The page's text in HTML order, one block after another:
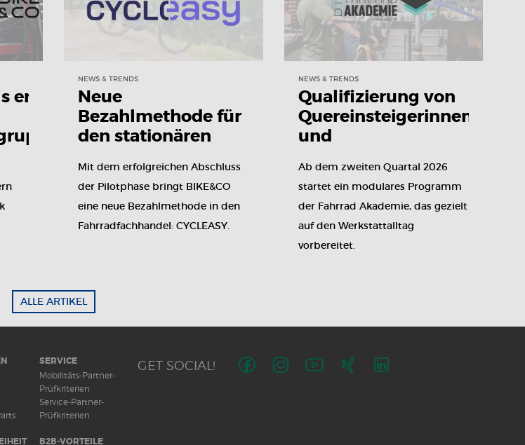
erste
NEWS & TRENDS
Neue
Bezahlmethode für
den stationären
CYCLEASY
Mit dem erfolgreichen Abschluss
der Pilotphase bringt BIKE&CO
eine neue Bezahlmethode in den
Fahrradfachhandel: CYCLEASY.
NEWS & TRENDS
Qualifizierung von
Quereinsteigerinnen
und
Ab dem zweiten Quartal 2026
startet ein modulares Programm
der Fahrrad Akademie, das gezielt
auf den Werkstattalltag
vorbereitet.
ALLE ARTIKEL
SERVICE
Mobilitäts-Partner-
Prüfkriterien
Service-Partner-
Prüfkriterien
B2B-VORTEILE
GET SOCIAL!